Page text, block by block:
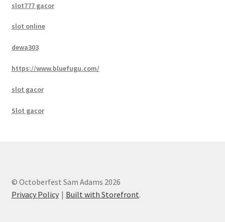
slot777 gacor
slot online
dewa303
https://www.bluefugu.com/
slot gacor
Slot gacor
© Octoberfest Sam Adams 2026
Privacy Policy
Built with Storefront.